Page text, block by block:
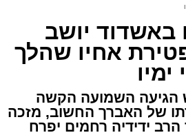
לפני שעה קלה ברובע ב'
באשדוד, כתוצאה ממנו נפצע גבר כבן 30 באורח
יחד עם מתנדבי "הצלה
באשדוד יושב
אחיו שהלך
הגיעה השמועה הקשה
של האברך החשוב, מזכה
ידידיה רחמים יפרח